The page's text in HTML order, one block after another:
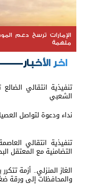
الإمارات ترسخ دعم
ملهمة
اخر الأخبار
تنفيذية انتقالي
الشعبي
نداء ودعوة لتواصل
تنفيذية انتقالي
التضامنية مع المعتقل
الغاز المنزلي.. أزمة
والمحافظات إلى ورقة